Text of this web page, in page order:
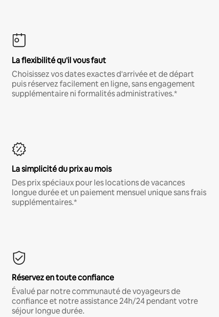
La flexibilité qu'il vous faut
Choisissez vos dates exactes d'arrivée et de départ
puis réservez facilement en ligne, sans engagement
supplémentaire ni formalités administratives.*
La simplicité du prix au mois
Des prix spéciaux pour les locations de vacances
longue durée et un paiement mensuel unique sans frais
supplémentaires.*
Réservez en toute confiance
Évalué par notre communauté de voyageurs de
confiance et notre assistance 24h/24 pendant votre
séjour longue durée.